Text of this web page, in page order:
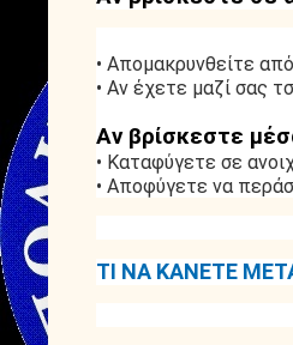
• Απομακρυνθείτε
• Αν έχετε μαζί σας
Αν βρίσκεστε
• Καταφύγετε σε
• Αποφύγετε να
ΤΙ ΝΑ ΚΑΝΕΤΕ